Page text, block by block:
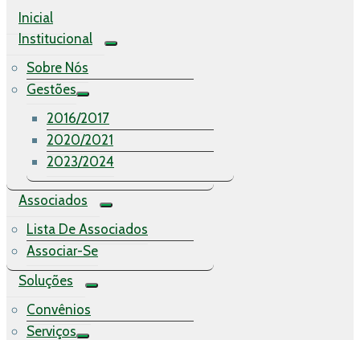
Inicial
Institucional
Sobre Nós
Gestões
2016/2017
2020/2021
2023/2024
Associados
Lista De Associados
Associar-Se
Soluções
Convênios
Serviços